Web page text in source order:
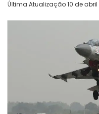
Última Atualização 10 de abril